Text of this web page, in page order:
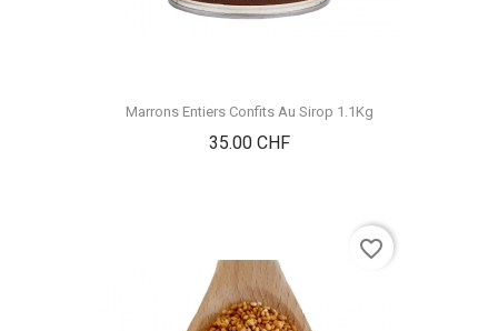
Marrons Entiers Confits Au Sirop 1.1Kg
35.00 CHFPrix
favorite_border